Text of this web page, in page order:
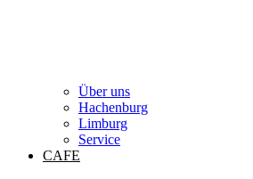
Über uns
Hachenburg
Limburg
Service
CAFE